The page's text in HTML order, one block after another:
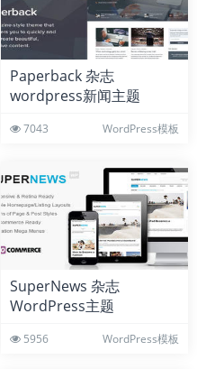
Paperback 杂志
wordpress新闻主题
7043 WordPress模板
SuperNews 杂志
WordPress主题
5956 WordPress模板